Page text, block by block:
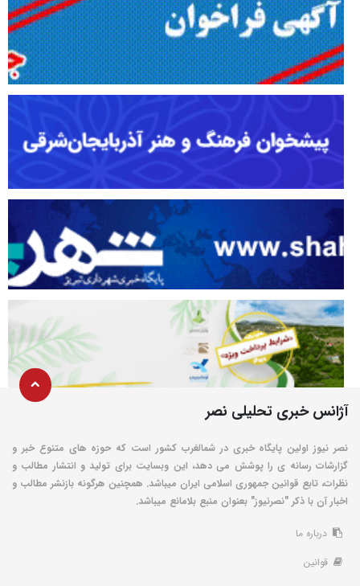
آژانس خبری تحلیلی نصر
نصر نیوز اولین پایگاه خبری در شمالغرب کشور است که حوزه های متنوع خبر و
گزارشات رسانه ی را پوشش می دهد، این وبسایت برای تولید و انتشار مطالب و
نظرات، تابع قوانین جمهوری اسلامی ایران میباشد. همچنین هرگونه بازنشر مطالب و
اخبار آن با ذکر "نصرنیوز" بعنوان منبع بلامانع میباشد.
درباره ما
قوانین